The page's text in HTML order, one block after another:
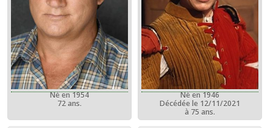
Né en 1954
72 ans.
Né en 1946
Décédée le 12/11/2021
à 75 ans.